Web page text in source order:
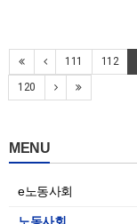
111 112
120
MENU
e노동사회